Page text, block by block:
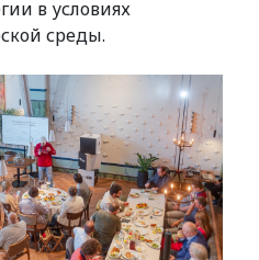
в условиях
среды.